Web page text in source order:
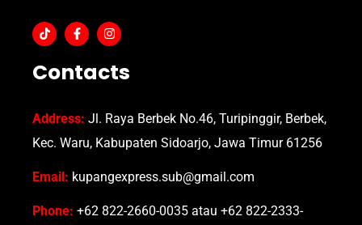
Contacts
Address: Jl. Raya Berbek No.46, Turipinggir, Berbek,
Kec. Waru, Kabupaten Sidoarjo, Jawa Timur 61256
Email: kupangexpress.sub@gmail.com
Phone: +62 822-2660-0035 atau +62 822-2333-